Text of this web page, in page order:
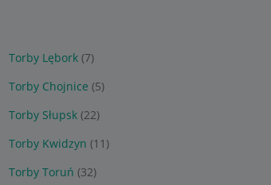
Torby Lębork (7)
Torby Chojnice (5)
Torby Słupsk (22)
Torby Kwidzyn (11)
Torby Toruń (32)